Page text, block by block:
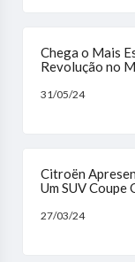
Chega o Mais
Revolução no
31/05/24
Citroën
Um SUV Coupe
27/03/24